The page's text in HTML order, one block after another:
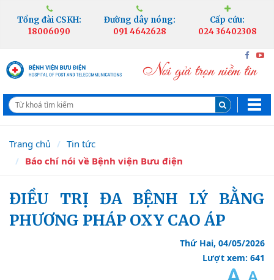
Tổng đài CSKH:
18006090
Đường dây nóng:
091 4642628
Cấp cứu:
024 36402308
Trang chủ
Tin tức
Báo chí nói về Bệnh viện Bưu điện
ĐIỀU TRỊ ĐA BỆNH LÝ BẰNG
PHƯƠNG PHÁP OXY CAO ÁP
Thứ Hai, 04/05/2026
Lượt xem: 641